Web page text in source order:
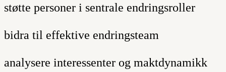
støtte personer i sentrale endringsroller
bidra til effektive endringsteam
analysere interessenter og maktdynamikk